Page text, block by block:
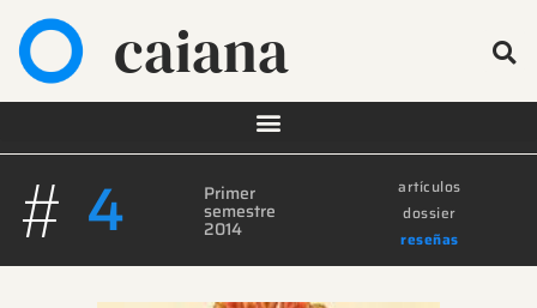
caiana
# 4 Primer
semestre
2014
artículos
dossier
reseñas